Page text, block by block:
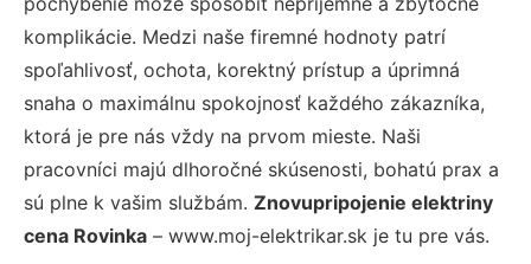
komplikácie. Medzi naše firemné hodnoty patrí
spoľahlivosť, ochota, korektný prístup a úprimná
snaha o maximálnu spokojnosť každého zákazníka,
ktorá je pre nás vždy na prvom mieste. Naši
pracovníci majú dlhoročné skúsenosti, bohatú prax a
sú plne k vašim službám. Znovupripojenie elektriny
cena Rovinka – www.moj-elektrikar.sk je tu pre vás.